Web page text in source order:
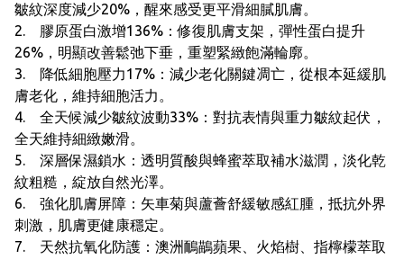
皺紋深度減少20%，醒來感受更平滑細膩肌膚。
2. 膠原蛋白激增136%：修復肌膚支架，彈性蛋白提升
26%，明顯改善鬆弛下垂，重塑緊緻飽滿輪廓。
3. 降低細胞壓力17%：減少老化關鍵凋亡，從根本延緩肌
膚老化，維持細胞活力。
4. 全天候減少皺紋波動33%：對抗表情與重力皺紋起伏，
全天維持細緻嫩滑。
5. 深層保濕鎖水：透明質酸與蜂蜜萃取補水滋潤，淡化乾
紋粗糙，綻放自然光澤。
6. 強化肌膚屏障：矢車菊與蘆薈舒緩敏感紅腫，抵抗外界
刺激，肌膚更健康穩定。
7. 天然抗氧化防護：澳洲鴯鶓蘋果、火焰樹、指檸檬萃取